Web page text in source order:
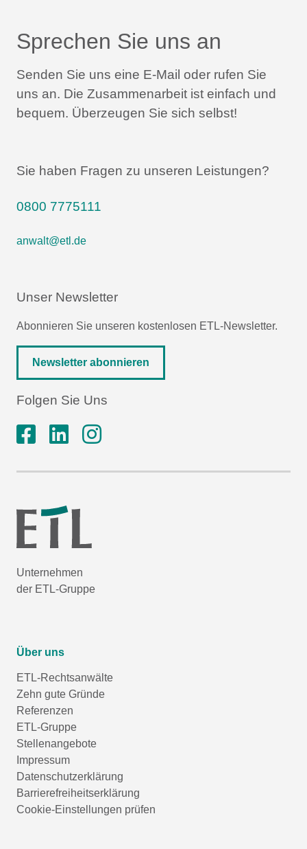
Sprechen Sie uns an
Senden Sie uns eine E-Mail oder rufen Sie
uns an. Die Zusammenarbeit ist einfach und
bequem. Überzeugen Sie sich selbst!
Sie haben Fragen zu unseren Leistungen?
0800 7775111
anwalt@etl.de
Unser Newsletter
Abonnieren Sie unseren kostenlosen ETL-Newsletter.
Newsletter abonnieren
Folgen Sie Uns
Unternehmen
der ETL-Gruppe
Über uns
ETL-Rechtsanwälte
Zehn gute Gründe
Referenzen
ETL-Gruppe
Stellenangebote
Impressum
Datenschutzerklärung
Barrierefreiheitserklärung
Cookie-Einstellungen prüfen